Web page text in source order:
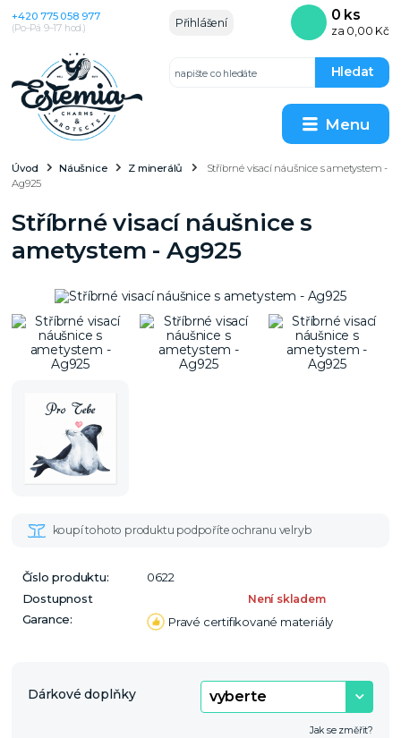
Menu
Přihlášení
Hledat
+420 775 058 977
(Po–Pá 9–17 hod.)
0 ks
za 0,00 Kč
Úvod Náušnice Z minerálů
Stříbrné visací náušnice s ametystem -
Ag925
Stříbrné visací náušnice s
ametystem - Ag925
Číslo produktu:
0622
Dostupnost
Není skladem
Garance: Pravé certifikované materiály
Dárkové doplňky
Jak se změřit?